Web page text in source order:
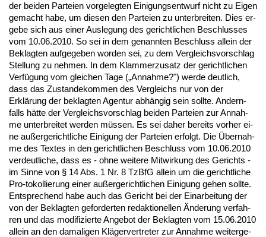
der bei­den Par­tei­en vor­ge­leg­ten Ei­ni­gungs­ent­wurf nicht zu Ei­gen
ge­macht ha­be, um die­sen den Par­tei­en zu un­ter­brei­ten. Dies er­
ge­be sich aus ei­ner Aus­le­gung des ge­richt­li­chen Be­schlus­ses
vom 10.06.2010. So sei in dem ge­nann­ten Be­schluss al­lein der
Be­klag­ten auf­ge­ge­ben wor­den sei, zu dem Ver­gleichs­vor­schlag
Stel­lung zu neh­men. In dem Klam­mer­zu­satz der ge­richt­li­chen
Verfügung vom glei­chen Ta­ge („An­nah­me?") wer­de deut­lich,
dass das Zu­stan­de­kom­men des Ver­gleichs nur von der
Erklärung der be­klag­ten Agen­tur abhängig sein soll­te. An­dern­
falls hätte der Ver­gleichs­vor­schlag bei­den Par­tei­en zur An­nah­
me un­ter­brei­tet wer­den müssen. Es sei da­her be­reits vor­her ei­
ne außer­ge­richt­li­che Ei­ni­gung der Par­tei­en er­folgt. Die Über­nah­
me des Tex­tes in den ge­richt­li­chen Be­schluss vom 10.06.2010
ver­deut­li­che, dass es - oh­ne wei­te­re Mit­wir­kung des Ge­richts -
im Sin­ne von § 14 Abs. 1 Nr. 8 Tz­B­fG al­lein um die ge­richt­li­che
Pro-to­kol­lie­rung ei­ner außer­ge­richt­li­chen Ei­ni­gung ge­hen soll­te.
Ent­spre­chend ha­be auch das Ge­richt bei der Ein­ar­bei­tung der
von der Be­klag­ten ge­for­der­ten re­dak­tio­nel­len Ände­rung ver­fah­
ren und das mo­di­fi­zier­te An­ge­bot der Be­klag­ten vom 15.06.2010
al­lein an den da­ma­li­gen Kläger­ver­tre­ter zur An­nah­me wei­ter­ge­